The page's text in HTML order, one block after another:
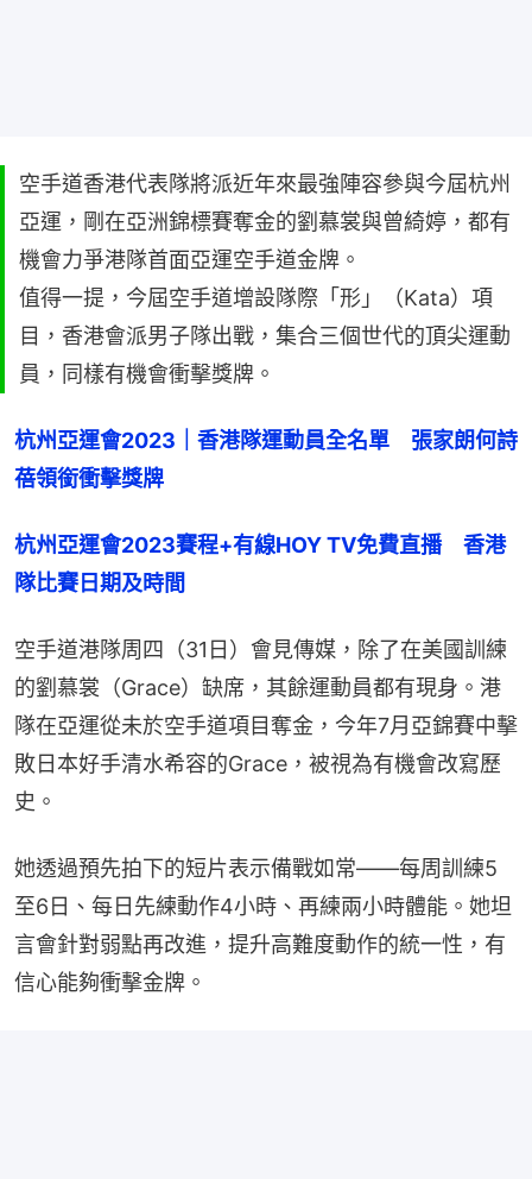
空手道香港代表隊將派近年來最強陣容參與今屆杭州
亞運，剛在亞洲錦標賽奪金的劉慕裳與曾綺婷，都有
機會力爭港隊首面亞運空手道金牌。
值得一提，今屆空手道增設隊際「形」（Kata）項
目，香港會派男子隊出戰，集合三個世代的頂尖運動
員，同樣有機會衝擊獎牌。
杭州亞運會2023｜香港隊運動員全名單　張家朗何詩
蓓領銜衝擊獎牌
杭州亞運會2023賽程+有線HOY TV免費直播　香港
隊比賽日期及時間
空手道港隊周四（31日）會見傳媒，除了在美國訓練
的劉慕裳（Grace）缺席，其餘運動員都有現身。港
隊在亞運從未於空手道項目奪金，今年7月亞錦賽中擊
敗日本好手清水希容的Grace，被視為有機會改寫歷
史。
她透過預先拍下的短片表示備戰如常——每周訓練5
至6日、每日先練動作4小時、再練兩小時體能。她坦
言會針對弱點再改進，提升高難度動作的統一性，有
信心能夠衝擊金牌。